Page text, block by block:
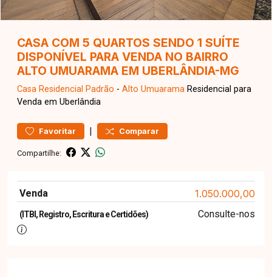
CASA COM 5 QUARTOS SENDO 1 SUÍTE
DISPONÍVEL PARA VENDA NO BAIRRO
ALTO UMUARAMA EM UBERLÂNDIA-MG
Casa Residencial Padrão - Alto Umuarama Residencial para
Venda em Uberlândia
Favoritar | Comparar
Compartilhe:
Venda 1.050.000,00
(ITBI, Registro, Escritura e Certidões) Consulte-nos